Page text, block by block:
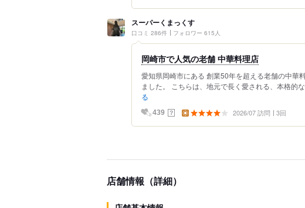
スーパーくまっくす
口コミ 286件 フォロワー 615人
岡崎市で人気の老舗 中華料理店
愛知県岡崎市にある 創業50年を超える老舗の中華
ました。 こちらは、地元で長く愛される、本格的
る
439 ？ 2026/07 訪問 3回
店舗情報（詳細）